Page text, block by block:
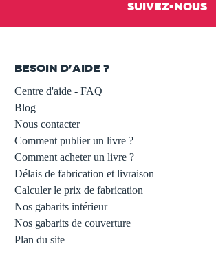
SUIVEZ-NOUS
BESOIN D'AIDE ?
Centre d'aide - FAQ
Blog
Nous contacter
Comment publier un livre ?
Comment acheter un livre ?
Délais de fabrication et livraison
Calculer le prix de fabrication
Nos gabarits intérieur
Nos gabarits de couverture
Plan du site